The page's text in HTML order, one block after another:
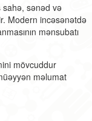
sahə, sənəd və
Modern incəsənətdə
mənsubatı
mövcuddur
məlumat